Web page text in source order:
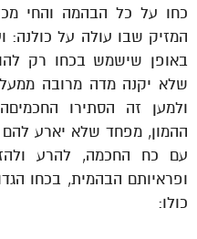
כחו על כל הבהמה והחי
המזיק שבו עולה על כולנה:
באופן שישמש בכחו רק
שלא יקנה מדה מרובה
ולמען זה הסתירו
ההמון, מפחד שלא יארע להם
עם כח החכמה, להרע
ופראיותם הבהמית, בכחו
כולו: